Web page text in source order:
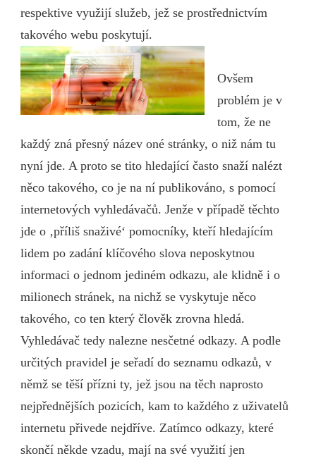
respektive využijí služeb, jež se prostřednictvím
takového webu poskytují.
Ovšem
problém je v
tom, že ne
každý zná přesný název oné stránky, o niž nám tu
nyní jde. A proto se tito hledající často snaží nalézt
něco takového, co je na ní publikováno, s pomocí
internetových vyhledávačů. Jenže v případě těchto
jde o ‚příliš snaživé‘ pomocníky, kteří hledajícím
lidem po zadání klíčového slova neposkytnou
informaci o jednom jediném odkazu, ale klidně i o
milionech stránek, na nichž se vyskytuje něco
takového, co ten který člověk zrovna hledá.
Vyhledávač tedy nalezne nesčetné odkazy. A podle
určitých pravidel je seřadí do seznamu odkazů, v
němž se těší přízni ty, jež jsou na těch naprosto
nejpřednějších pozicích, kam to každého z uživatelů
internetu přivede nejdříve. Zatímco odkazy, které
skončí někde vzadu, mají na své využití jen